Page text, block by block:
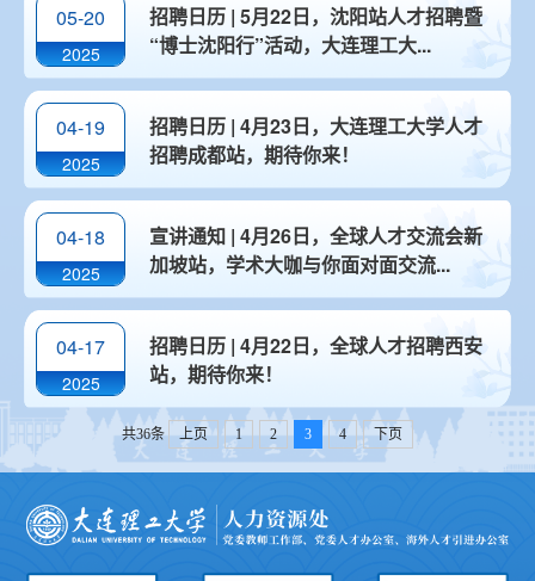
05-20
2025
招聘日历 | 5月22日，沈阳站人才招聘暨
“博士沈阳行”活动，大连理工大...
04-19
2025
招聘日历 | 4月23日，大连理工大学人才
招聘成都站，期待你来！
04-18
2025
宣讲通知 | 4月26日，全球人才交流会新
加坡站，学术大咖与你面对面交流...
04-17
2025
招聘日历 | 4月22日，全球人才招聘西安
站，期待你来！
共36条 上页 1 2 3 4 下页